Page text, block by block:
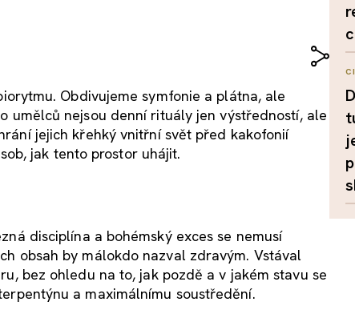
Obdivujeme symfonie a plátna, ale
umělců nejsou denní rituály jen výstředností, ale
jejich křehký vnitřní svět před kakofonií
jak tento prostor uhájit.
disciplína a bohémský exces se nemusí
obsah by málokdo nazval zdravým. Vstával
bez ohledu na to, jak pozdě a v jakém stavu se
a maximálnímu soustředění.